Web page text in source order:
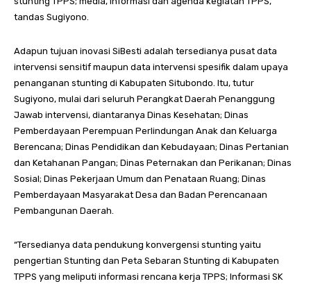
tandas Sugiyono.
Adapun tujuan inovasi SiBesti adalah tersedianya pusat data
intervensi sensitif maupun data intervensi spesifik dalam upaya
penanganan stunting di Kabupaten Situbondo. Itu, tutur
Sugiyono, mulai dari seluruh Perangkat Daerah Penanggung
Jawab intervensi, diantaranya Dinas Kesehatan; Dinas
Pemberdayaan Perempuan Perlindungan Anak dan Keluarga
Berencana; Dinas Pendidikan dan Kebudayaan; Dinas Pertanian
dan Ketahanan Pangan; Dinas Peternakan dan Perikanan; Dinas
Sosial; Dinas Pekerjaan Umum dan Penataan Ruang; Dinas
Pemberdayaan Masyarakat Desa dan Badan Perencanaan
Pembangunan Daerah.
“Tersedianya data pendukung konvergensi stunting yaitu
pengertian Stunting dan Peta Sebaran Stunting di Kabupaten
TPPS yang meliputi informasi rencana kerja TPPS; Informasi SK